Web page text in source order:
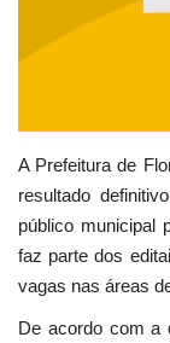
A Prefeitura de
resultado
público municipal
faz parte dos
vagas nas áreas
De acordo com a